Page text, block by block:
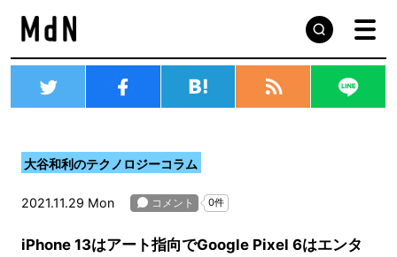
大谷和利のテクノロジーコラム
2021.11.29 Mon
iPhone 13はアート指向でGoogle Pixel 6はエンタ